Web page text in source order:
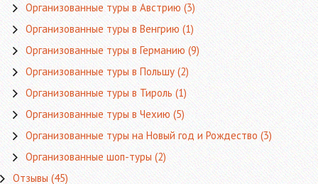
Организованные туры в Австрию(3)
Организованные туры в Венгрию(1)
Организованные туры в Германию(9)
Организованные туры в Польшу(2)
Организованные туры в Тироль(1)
Организованные туры в Чехию(5)
Организованные туры на Новый год и Рождество(3)
Организованные шоп-туры(2)
Отзывы(45)